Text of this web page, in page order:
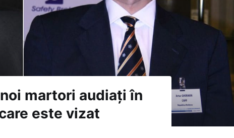
martori audiați în
este vizat